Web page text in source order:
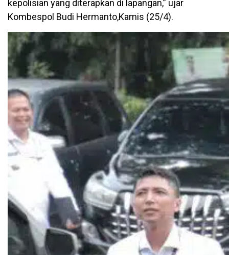
kepolisian yang diterapkan di lapangan,” ujar
Kombespol Budi Hermanto,Kamis (25/4).